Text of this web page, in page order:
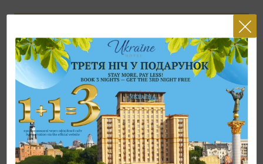
Правила проживания
Оснащение номера
кровать king-size
просторная гостиная с диваном
кондиционер